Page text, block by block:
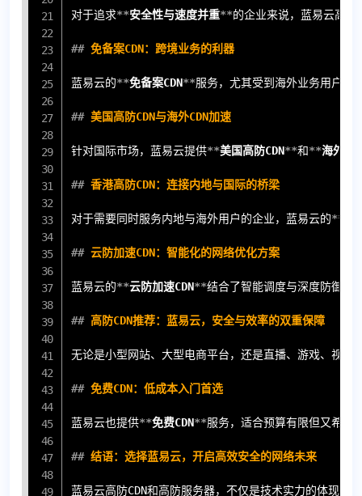
对于追求**安全性与速度并重**的企业来说，蓝易云高防
## 免备案CDN：跨境业务的利器
蓝易云的**免备案CDN**服务，尤其受到海外业务用户的
## 美国高防CDN与海外CDN加速
针对国际市场，蓝易云提供**美国高防CDN**和**海外
## 香港高防CDN：连接内地与国际的桥梁
对于需要同时服务内地与海外用户的企业，蓝易云的**
## 云防加速CDN：智能化的网络优化方案
蓝易云的**云防加速CDN**结合了智能调度与深度防御机
## 高防CDN推荐：蓝易云，安全与效率的双重保障
无论是小型网站、大型电商平台，还是直播、游戏、视频
## 免费CDN：低成本入门首选
蓝易云也提供**免费CDN**服务，适合预算有限但又希望
## 结语：选择蓝易云，开启高效安全的网络未来
蓝易云高防CDN和高防服务器，不仅是技术实力的体现